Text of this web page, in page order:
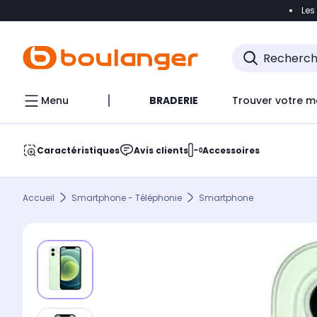
Accéder
Menu BRADERIE Trouver votre
Caractéristiques Avis clients Accessoires
Accueil Smartphone - Téléphonie Smartphone